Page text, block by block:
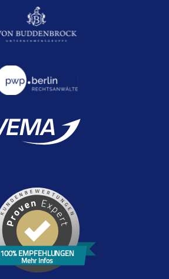
100% EMPFEHLUNGEN
Mehr Infos